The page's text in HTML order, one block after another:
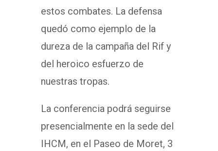
estos combates. La defensa
quedó como ejemplo de la
dureza de la campaña del Rif y
del heroico esfuerzo de
nuestras tropas.
La conferencia podrá seguirse
presencialmente en la sede del
IHCM, en el Paseo de Moret, 3